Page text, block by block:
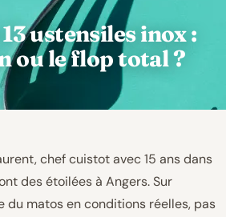
ustensiles inox :
ou le flop total ?
chef cuistot avec 15 ans dans
des étoilées à Angers. Sur
du matos en conditions réelles, pas